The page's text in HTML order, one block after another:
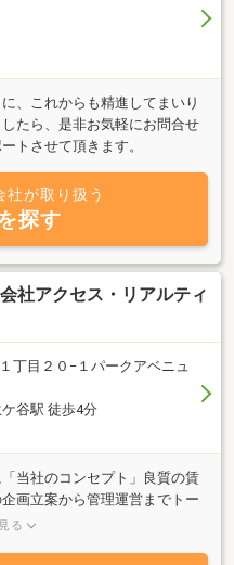
、これからも精進してまいり
たら、是非お気軽にお問合せ
トさせて頂きます。
社が取り扱う
探す
社アクセス・リアルティ
丁目２０−１パークアベニュ
谷駅 徒歩4分
当社のコンセプト」良質の賃
画立案から管理運営までトー
件の情報も当社ホームページ
る